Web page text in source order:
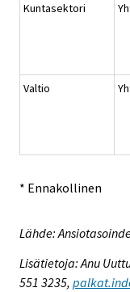
Kuntasektori
Valtio
* Ennakollinen
Lähde:
Lisätietoja: Anu
551 3235,